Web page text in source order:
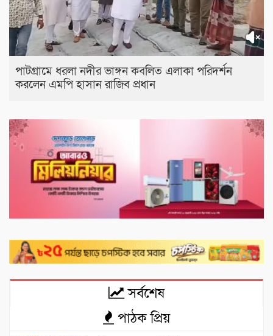
পাটগ্রামে ধরলা নদীর ভাঙ্গন কবলিত এলাকা পরিদর্শন
করলেন এমপি হাসান রাজিব প্রধান
সর্বশেষ
পাঠক প্রিয়